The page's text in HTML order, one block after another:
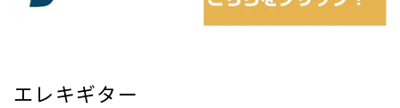
エレキギター